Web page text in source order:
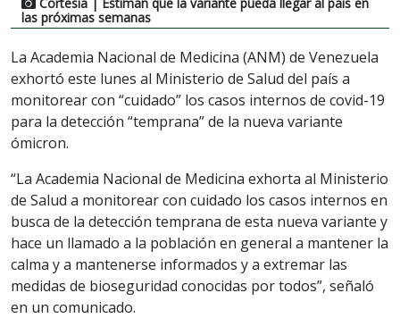
las próximas semanas
La Academia Nacional de Medicina (ANM) de Venezuela
exhortó este lunes al Ministerio de Salud del país a
monitorear con “cuidado” los casos internos de covid-19
para la detección “temprana” de la nueva variante
ómicron.
“La Academia Nacional de Medicina exhorta al Ministerio
de Salud a monitorear con cuidado los casos internos en
busca de la detección temprana de esta nueva variante y
hace un llamado a la población en general a mantener la
calma y a mantenerse informados y a extremar las
medidas de bioseguridad conocidas por todos”, señaló
en un comunicado.